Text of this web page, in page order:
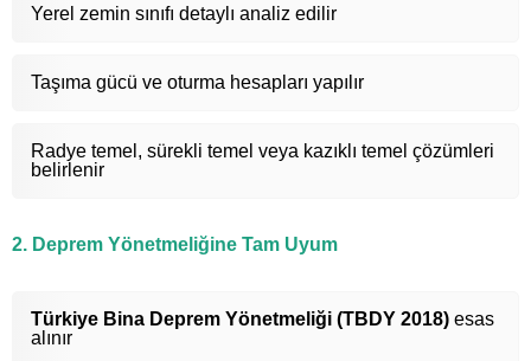
Yerel zemin sınıfı detaylı analiz edilir
Taşıma gücü ve oturma hesapları yapılır
Radye temel, sürekli temel veya kazıklı temel çözümleri
belirlenir
2. Deprem Yönetmeliğine Tam Uyum
Türkiye Bina Deprem Yönetmeliği (TBDY 2018) esas
alınır